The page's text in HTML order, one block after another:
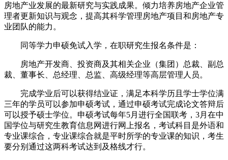
房地产业发展的最新研究与实践成果。倾力培养房地产企业管
理者更新知识与观念，提高其科学管理房地产项目和房地产专
业团队的能力。
同等学力申硕免试入学，在职研究生报名条件是：
房地产开发商、投资商及其相关企业（集团）总裁、副总
裁、董事长、总经理、总监、高级经理等高层管理人员。
完成学业后可以获得结业证，满足本科学历且学士学位满
三年的学员可以参加申硕考试，通过申硕考试完成论文答辩后
可以授予硕士学位。申硕考试每年5月进行全国联考，3月在中
国学位与研究生教育信息网进行网上报名，考试科目是外语和
专业课综合，专业课综合就是平时所学的专业课的知识，考生
要分别通过这两科考试达到及格线才行。